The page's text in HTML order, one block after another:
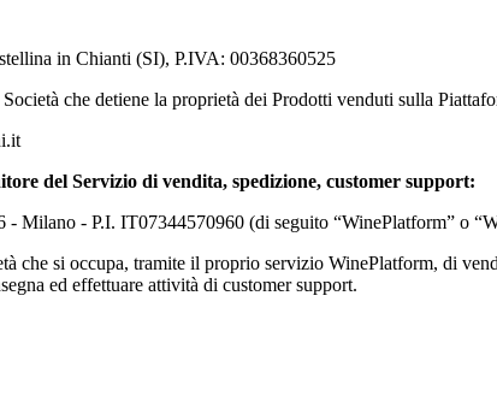
in Chianti (SI), P.IVA: 00368360525
Società che detiene la proprietà dei Prodotti venduti sulla
del Servizio di vendita, spedizione, customer support:
- Milano - P.I. IT07344570960 (di seguito “WinePlatform” o
che si occupa, tramite il proprio servizio WinePlatform, di
ed effettuare attività di customer support.